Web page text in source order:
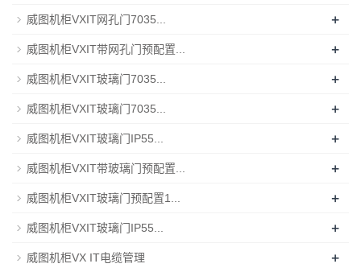
威图机柜VXIT网孔门7035... +
威图机柜VXIT带网孔门预配置... +
威图机柜VXIT玻璃门7035... +
威图机柜VXIT玻璃门7035... +
威图机柜VXIT玻璃门IP55... +
威图机柜VXIT带玻璃门预配置... +
威图机柜VXIT玻璃门预配置1... +
威图机柜VXIT玻璃门IP55... +
威图机柜VX IT电缆管理 +